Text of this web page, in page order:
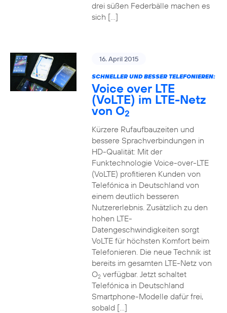
drei süßen Federbälle machen es
sich […]
16. April 2015
SCHNELLER UND BESSER TELEFONIEREN:
Voice over LTE
(VoLTE) im LTE-Netz
von O2
Kürzere Rufaufbauzeiten und
bessere Sprachverbindungen in
HD-Qualität: Mit der
Funktechnologie Voice-over-LTE
(VoLTE) profitieren Kunden von
Telefónica in Deutschland von
einem deutlich besseren
Nutzererlebnis. Zusätzlich zu den
hohen LTE-
Datengeschwindigkeiten sorgt
VoLTE für höchsten Komfort beim
Telefonieren. Die neue Technik ist
bereits im gesamten LTE-Netz von
O2verfügbar. Jetzt schaltet
Telefónica in Deutschland
Smartphone-Modelle dafür frei,
sobald […]